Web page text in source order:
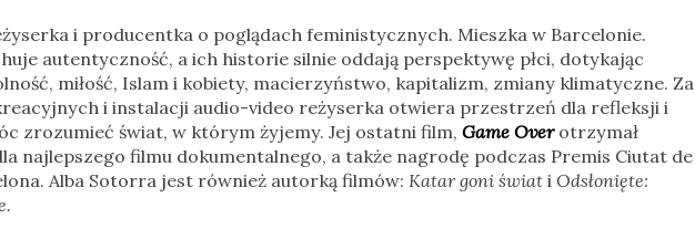
i producentka o poglądach feministycznych. Mieszka w Barcelonie.
autentyczność, a ich historie silnie oddają perspektywę płci, dotykając
miłość, Islam i kobiety, macierzyństwo, kapitalizm, zmiany klimatyczne. Za
i instalacji audio-video reżyserka otwiera przestrzeń dla refleksji i
zrozumieć świat, w którym żyjemy. Jej ostatni film, Game Overotrzymał
najlepszego filmu dokumentalnego, a także nagrodę podczas Premis Ciutat de
Alba Sotorra jest również autorką filmów: Katar goni świati Odsłonięte: